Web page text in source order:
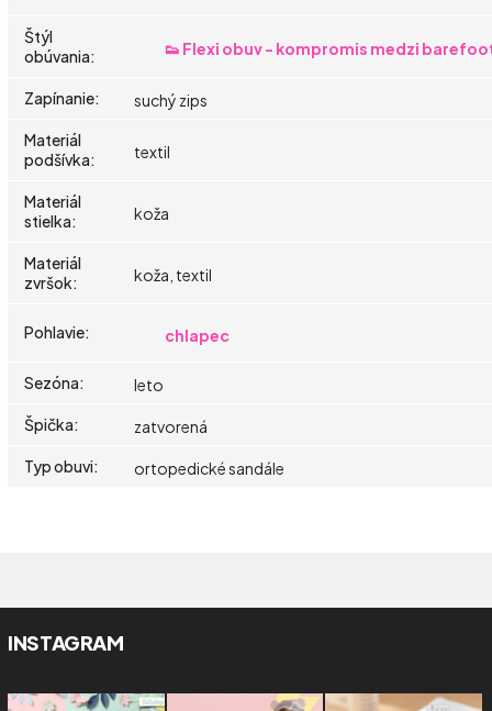
Štýl
obúvania: 👟 Flexi obuv - kompromis medzi
Zapínanie:
suchý zips
Materiál
podšívka: textil
Materiál
stielka: koža
Materiál
zvršok: koža, textil
Pohlavie: chlapec
Sezóna:
leto
Špička:
zatvorená
Typ obuvi: ortopedické sandále
INSTAGRAM